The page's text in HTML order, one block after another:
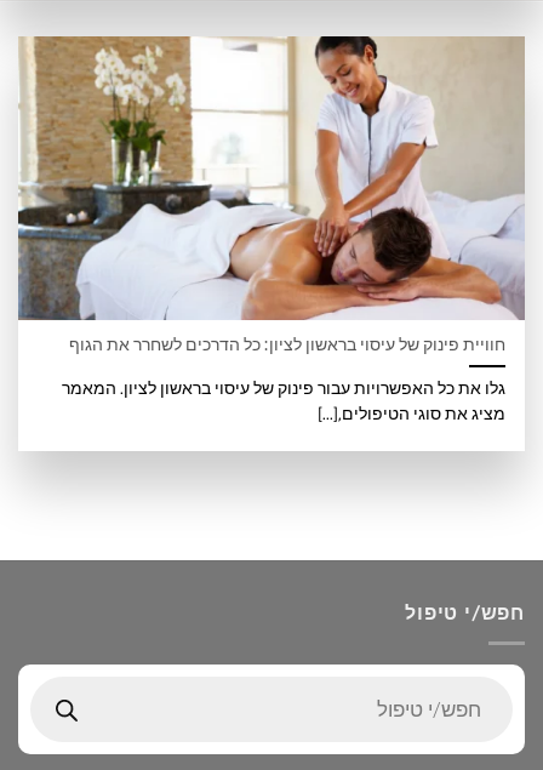
חוויית פינוק של עיסוי בראשון לציון: כל הדרכים לשחרר את הגוף
גלו את כל האפשרויות עבור פינוק של עיסוי בראשון לציון. המאמר
מציג את סוגי הטיפולים,[...]
חפש/י טיפול
search